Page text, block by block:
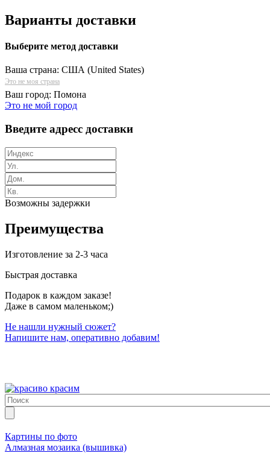
Варианты доставки
Выберите метод доставки
Ваша страна: США (United States)
Это не моя страна
Ваш город: Помона
Это не мой город
Введите адресс доставки
Возможны задержки
Преимущества
Изготовление за 2-3 часа
Быстрая доставка
Подарок в каждом заказе!
Даже в самом маленьком;)
Не нашли нужный сюжет?
Напишите нам, оперативно добавим!
Картины по фото
Алмазная мозаика (вышивка)